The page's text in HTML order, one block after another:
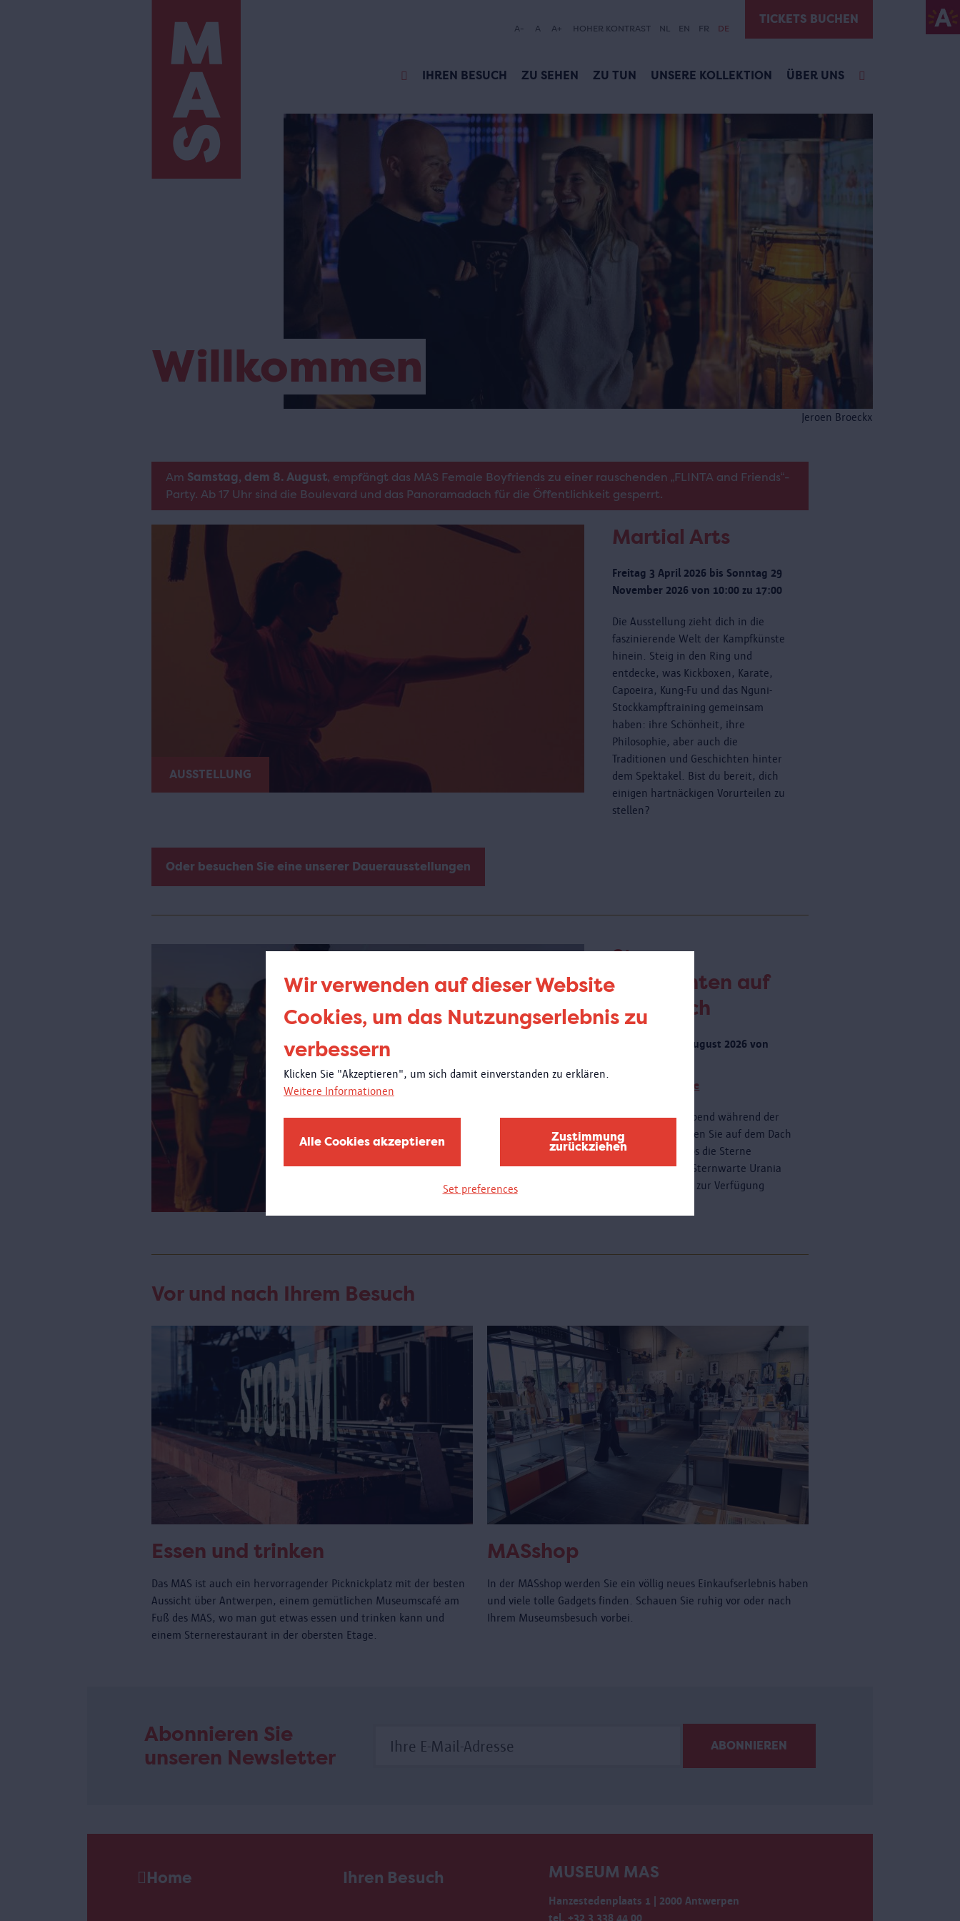
Wir verwenden auf dieser Website
Cookies, um das Nutzungserlebnis zu
verbessern
Klicken Sie "Akzeptieren", um sich damit einverstanden zu erklären.
Weitere Informationen
Alle Cookies akzeptieren Zustimmung
zurückziehen
Set preferences
A- A A+ HOHER KONTRAST NL EN FR DE
TICKETS BUCHEN
IHREN BESUCH ZU SEHEN ZU TUN UNSERE KOLLEKTION ÜBER UNS
Jeroen Broeckx
Willkommen
Am Samstag, dem 8. August, empfängt das MAS Female Boyfriends zu einer rauschenden „FLINTA and Friends“-
Party. Ab 17 Uhr sind die Boulevard und das Panoramadach für die Öffentlichkeit gesperrt.
AUSSTELLUNG
Martial Arts
Freitag 3 April 2026 bis Sonntag 29
November 2026 von 10:00 zu 17:00
Die Ausstellung zieht dich in die
faszinierende Welt der Kampfkünste
hinein. Steig in den Ring und
entdecke, was Kickboxen, Karate,
Capoeira, Kung-Fu und das Nguni-
Stockkampftraining gemeinsam
haben: ihre Schönheit, ihre
Philosophie, aber auch die
Traditionen und Geschichten hinter
dem Spektakel. Bist du bereit, dich
einigen hartnäckigen Vorurteilen zu
stellen?
Oder besuchen Sie eine unserer Dauerausstellungen
Sterne
beobachten auf
dem Dach
Donnerstag 20 August 2026 von
Weitere Termine
Am Donnerstagabend während der
Schulferien können Sie auf dem Dach
des MAS kostenlos die Sterne
bewundern. Die Sternwarte Urania
wird ein Teleskop zur Verfügung
Vor und nach Ihrem Besuch
Essen und trinken
Das MAS ist auch ein hervorragender Picknickplatz mit der besten
Aussicht über Antwerpen, einem gemütlichen Museumscafé am
Fuß des MAS, wo man gut etwas essen und trinken kann und
einem Sternerestaurant in der obersten Etage.
MASshop
In der MASshop werden Sie ein völlig neues Einkaufserlebnis haben
und viele tolle Gadgets finden. Schauen Sie ruhig vor oder nach
Ihrem Museumsbesuch vorbei.
Abonnieren Sie
unseren Newsletter
Home Ihren Besuch MUSEUM MAS
Hanzestedenplaats 1 | 2000 Antwerpen
tel. +32 3 338 44 00